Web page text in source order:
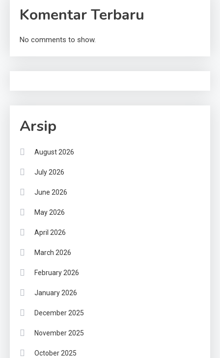
Komentar Terbaru
No comments to show.
Arsip
August 2026
July 2026
June 2026
May 2026
April 2026
March 2026
February 2026
January 2026
December 2025
November 2025
October 2025